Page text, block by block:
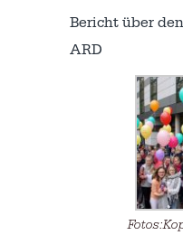
Bericht über
ARD